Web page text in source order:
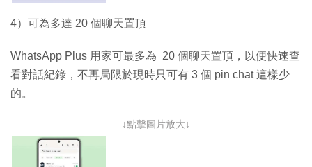
4）可為多達 20 個聊天置頂
WhatsApp Plus 用家可最多為 20 個聊天置頂，以便快速查
看對話紀錄，不再局限於現時只可有 3 個 pin chat 這樣少
的。
↓點擊圖片放大↓